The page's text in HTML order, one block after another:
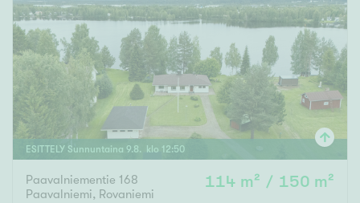
ESITTELY Sunnuntaina 9.8. klo 12:50
Paavalniementie 168
Paavalniemi, Rovaniemi
114 m² / 150 m²